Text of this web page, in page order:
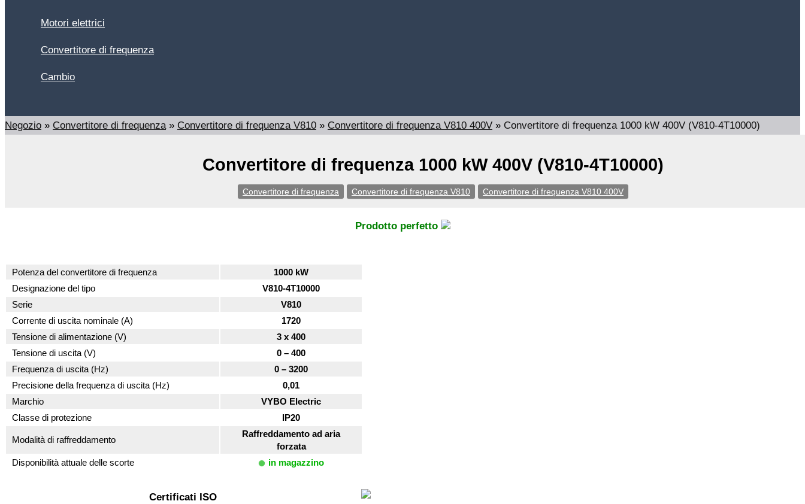
Motori elettrici
Convertitore di frequenza
Cambio
Negozio » Convertitore di frequenza» Convertitore di frequenza V810 » Convertitore di frequenza V810 400V » Convertitore di frequenza 1000 kW 400V (V810-4T10000)
Convertitore di frequenza 1000 kW 400V (V810-4T10000)
Convertitore di frequenza Convertitore di frequenza V810 Convertitore di frequenza V810 400V
Prodotto perfetto
Potenza del convertitore di frequenza
1000 kW
Designazione del tipo
V810-4T10000
Serie
V810
Corrente di uscita nominale (A)
1720
Tensione di alimentazione (V)
3 x 400
Tensione di uscita (V)
0 – 400
Frequenza di uscita (Hz)
0 – 3200
Precisione della frequenza di uscita (Hz)
0,01
Marchio
VYBO Electric
Classe di protezione
IP20
Modalità di raffreddamento
Raffreddamento ad aria
forzata
Disponibilità attuale delle scorte
in magazzino
Certificati ISO